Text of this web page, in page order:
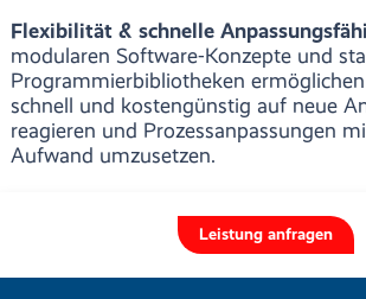
Flexibilität & schnelle
modularen Software-Konzepte und
Programmierbibliotheken
schnell und kostengünstig auf neue
reagieren und Prozessanpassungen
Aufwand umzusetzen.
Leistung anfragen